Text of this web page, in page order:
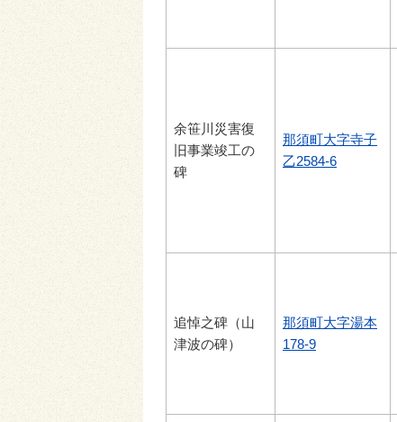
余笹川災害復
旧事業竣工の
碑
那須町大字寺子
乙2584-6
追悼之碑（山
津波の碑）
那須町大字湯本
178-9